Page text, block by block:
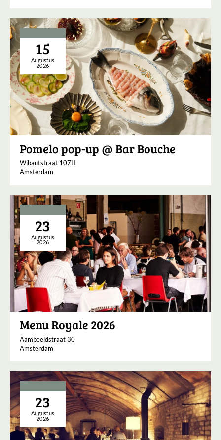
15
Augustus
2026
Pomelo pop-up @ Bar Bouche
Wibautstraat 107H
Amsterdam
23
Augustus
2026
Menu Royale 2026
Aambeeldstraat 30
Amsterdam
23
Augustus
2026